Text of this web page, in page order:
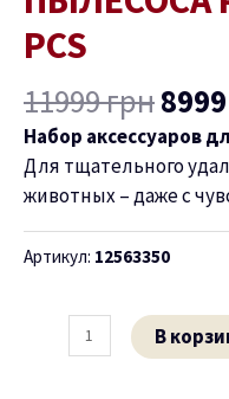
PCS
11999грн8999
Набор аксессуаров
Для тщательного
животных – даже с
Артикул: 12563350
C-
PCS
В